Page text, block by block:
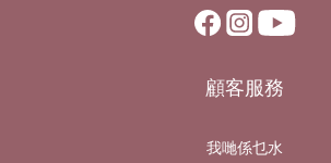
顧客服務
我哋係乜水